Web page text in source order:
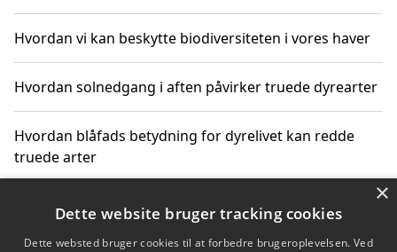
Hvordan vi kan beskytte biodiversiteten i vores haver
Hvordan solnedgang i aften påvirker truede dyrearter
Hvordan blåfads betydning for dyrelivet kan redde
truede arter
Hvordan kan gaver til unge voksne støtte bevarelsen
×
Dette website bruger tracking cookies
Dette websted bruger cookies til at forbedre brugeroplevelsen. Ved